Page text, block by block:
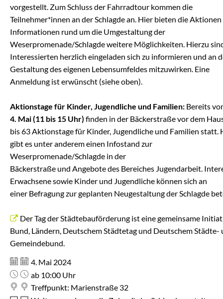
vorgestellt. Zum Schluss der Fahrradtour kommen die
Teilnehmer*innen an der Schlagde an. Hier bieten die
Informationen rund um die Umgestaltung der
Weserpromenade/Schlagde weitere Möglichkeiten. Hierzu
Interessierten herzlich eingeladen sich zu informieren und an
Gestaltung des eigenen Lebensumfeldes mitzuwirken. Eine
Anmeldung ist erwünscht (siehe oben).
Aktionstage für Kinder, Jugendliche und Familien: Bereits
4. Mai (11 bis 15 Uhr) finden in der Bäckerstraße vor dem
bis 63 Aktionstage für Kinder, Jugendliche und Familien statt.
gibt es unter anderem einen Infostand zur
Weserpromenade/Schlagde in der
Bäckerstraße und Angebote des Bereiches Jugendarbeit.
Erwachsene sowie Kinder und Jugendliche können sich an
einer Befragung zur geplanten Neugestaltung der Schlagde
Der Tag der Städtebauförderung ist eine gemeinsame
Bund, Ländern, Deutschem Städtetag und Deutschem Städte-
Gemeindebund.
Datum:
4. Mai 2024
Uhrzeit:
ab 10:00 Uhr
Treffpunkt: Marienstraße 32